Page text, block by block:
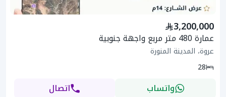
3,200,000
عمارة 480 متر مربع واجهة جنوبية
عروة، المدينة المنورة
28
واتساب اتصال